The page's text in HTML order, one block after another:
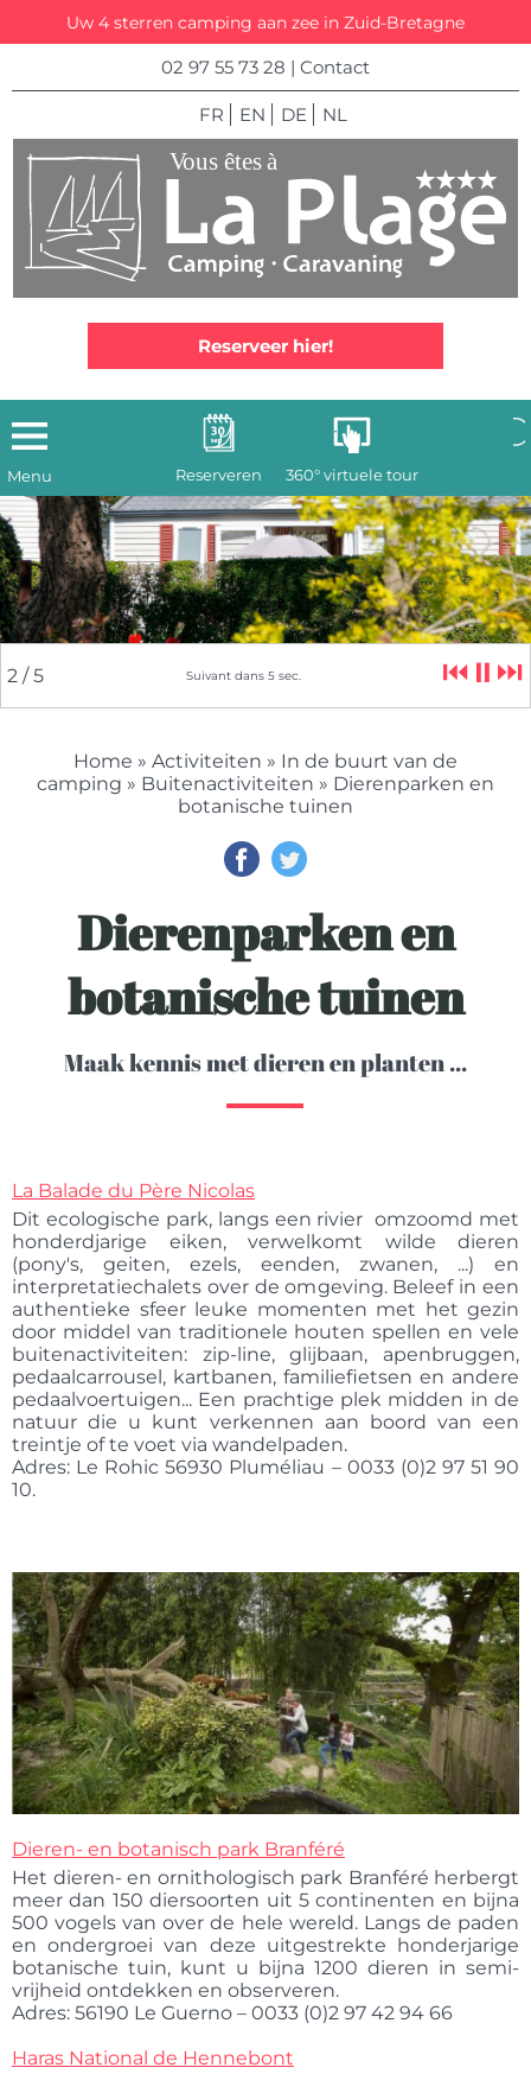
Uw 4 sterren camping aan zee in Zuid-Bretagne
02 97 55 73 28 | Contact
FR EN DE NL
Reserveren 360° virtuele tour
Reserveer hier!
2 / 5 Suivant dans 4 sec. ⏮ ⏸ ⏭
Menu
Home » Activiteiten » In de buurt van de
camping » Buitenactiviteiten » Dierenparken en
botanische tuinen
Dierenparken en
botanische tuinen
Maak kennis met dieren en planten ...
La Balade du Père Nicolas
Dit ecologische park, langs een rivier omzoomd met
honderdjarige eiken, verwelkomt wilde dieren
(pony's, geiten, ezels, eenden, zwanen, ...) en
interpretatiechalets over de omgeving. Beleef in een
authentieke sfeer leuke momenten met het gezin
door middel van traditionele houten spellen en vele
buitenactiviteiten: zip-line, glijbaan, apenbruggen,
pedaalcarrousel, kartbanen, familiefietsen en andere
pedaalvoertuigen... Een prachtige plek midden in de
natuur die u kunt verkennen aan boord van een
treintje of te voet via wandelpaden.
Adres: Le Rohic 56930 Pluméliau – 0033 (0)2 97 51 90
10.
Dieren- en botanisch park Branféré
Het dieren- en ornithologisch park Branféré herbergt
meer dan 150 diersoorten uit 5 continenten en bijna
500 vogels van over de hele wereld. Langs de paden
en ondergroei van deze uitgestrekte honderjarige
botanische tuin, kunt u bijna 1200 dieren in semi-
vrijheid ontdekken en observeren.
Adres: 56190 Le Guerno – 0033 (0)2 97 42 94 66
Haras National de Hennebont